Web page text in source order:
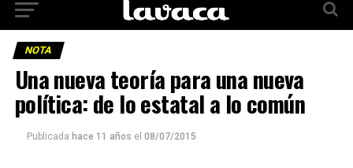
NOTA
Una nueva teoría para una nueva
política: de lo estatal a lo común
Publicada hace 11 años el 08/07/2015